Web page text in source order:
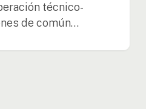
técnico-
de común…